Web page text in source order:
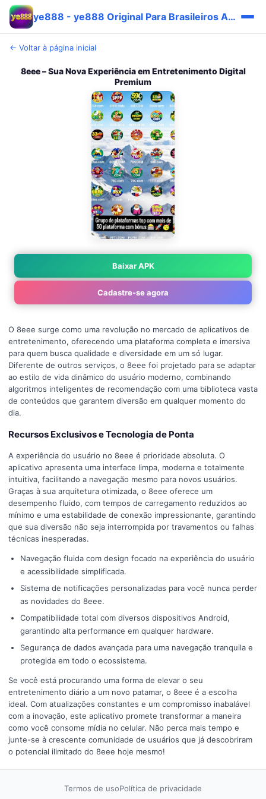
ye888 - ye888 Original Para Brasileiros Apk | Prêmio Rápido 🎯
← Voltar à página inicial
8eee – Sua Nova Experiência em Entretenimento Digital
Premium
Baixar APK
Cadastre-se agora
O 8eee surge como uma revolução no mercado de aplicativos de
entretenimento, oferecendo uma plataforma completa e imersiva
para quem busca qualidade e diversidade em um só lugar.
Diferente de outros serviços, o 8eee foi projetado para se adaptar
ao estilo de vida dinâmico do usuário moderno, combinando
algoritmos inteligentes de recomendação com uma biblioteca vasta
de conteúdos que garantem diversão em qualquer momento do
dia.
Recursos Exclusivos e Tecnologia de Ponta
A experiência do usuário no 8eee é prioridade absoluta. O
aplicativo apresenta uma interface limpa, moderna e totalmente
intuitiva, facilitando a navegação mesmo para novos usuários.
Graças à sua arquitetura otimizada, o 8eee oferece um
desempenho fluido, com tempos de carregamento reduzidos ao
mínimo e uma estabilidade de conexão impressionante, garantindo
que sua diversão não seja interrompida por travamentos ou falhas
técnicas inesperadas.
Navegação fluida com design focado na experiência do usuário
e acessibilidade simplificada.
Sistema de notificações personalizadas para você nunca perder
as novidades do 8eee.
Compatibilidade total com diversos dispositivos Android,
garantindo alta performance em qualquer hardware.
Segurança de dados avançada para uma navegação tranquila e
protegida em todo o ecossistema.
Se você está procurando uma forma de elevar o seu
entretenimento diário a um novo patamar, o 8eee é a escolha
ideal. Com atualizações constantes e um compromisso inabalável
com a inovação, este aplicativo promete transformar a maneira
como você consome mídia no celular. Não perca mais tempo e
junte-se à crescente comunidade de usuários que já descobriram
o potencial ilimitado do 8eee hoje mesmo!
Termos de usoPolítica de privacidade